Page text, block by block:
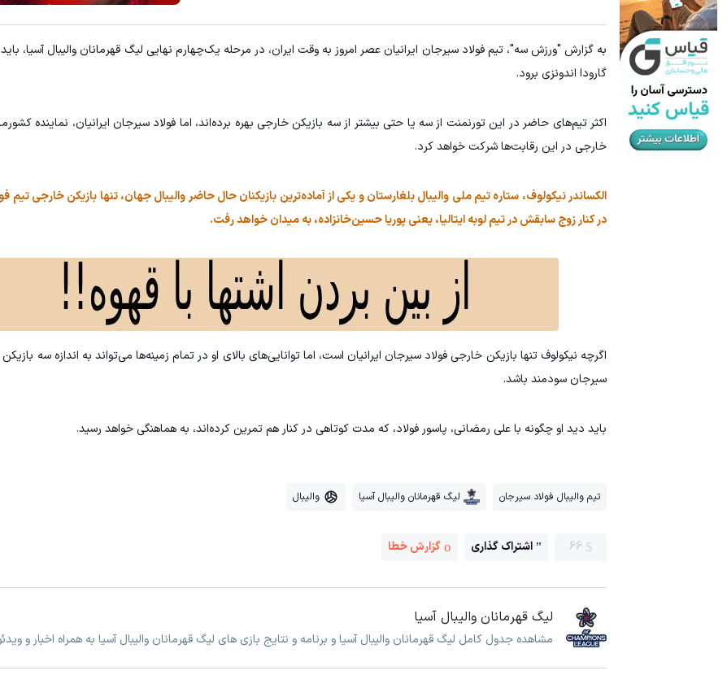
به گزارش "ورزش سه"، تیم فولاد سیرجان ایرانیان عصر امروز به وقت ایران، در مرحله یک‌چهارم نهایی لیگ قهرمانان والیبال آسیا،
گارودا اندونزی برود.
اکثر تیم‌های حاضر در این تورنمنت از سه یا حتی بیشتر از سه بازیکن خارجی بهره برده‌اند، اما فولاد سیرجان ایرانیان، نماینده
خارجی در این رقابت‌ها شرکت خواهد کرد.
الکساندر نیکولوف، ستاره تیم ملی والیبال بلغارستان و یکی از آماده‌ترین بازیکنان حال حاضر والیبال جهان، تنها بازیکن خارجی تیم
در کنار زوج سابقش در تیم لوبه ایتالیا، یعنی پوریا حسین‌خانزاده، به میدان خواهد رفت.
اگرچه نیکولوف تنها بازیکن خارجی فولاد سیرجان ایرانیان است، اما توانایی‌های بالای او در تمام زمینه‌ها می‌تواند به اندازه سه
سیرجان سودمند باشد.
باید دید او چگونه با علی رمضانی، پاسور فولاد، که مدت کوتاهی در کنار هم تمرین کرده‌اند، به هماهنگی خواهد رسید.
تیم والیبال فولاد سیرجان لیگ قهرمانان والیبال آسیا والیبال
66 اشتراک گذاری گزارش خطا
لیگ قهرمانان والیبال آسیا
مشاهده جدول کامل لیگ قهرمانان والیبال آسیا و برنامه و نتایج بازی های لیگ قهرمانان والیبال آسیا به همراه اخبار و